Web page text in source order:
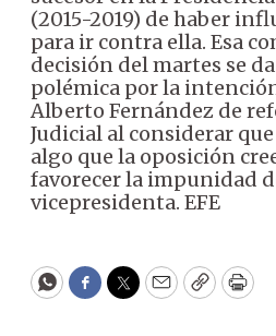
(2015-2019) de haber
para ir contra ella. Esa
decisión del martes se
polémica por la
Alberto Fernández de
Judicial al considerar
algo que la oposición
favorecer la impunidad
vicepresidenta. EFE
WhatsApp
Facebook
Twitter
EmailCopyPrint